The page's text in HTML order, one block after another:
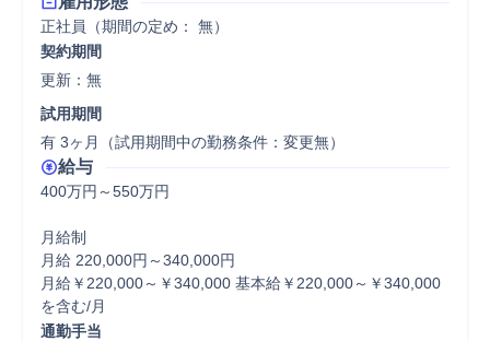
正社員（期間の定め： 無）
契約期間
更新：無
試用期間
有 3ヶ月（試用期間中の勤務条件：変更無）
給与
400万円～550万円
月給制
月給 220,000円～340,000円
月給￥220,000～￥340,000 基本給￥220,000～￥340,000
を含む/月
通勤手当